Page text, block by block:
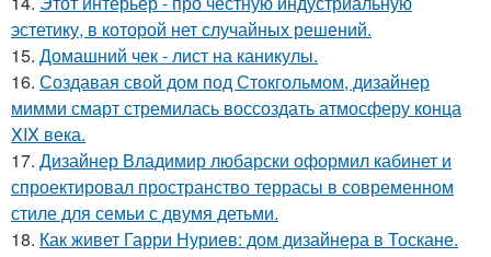
эстетику, в которой нет случайных решений.
15. Домашний чек - лист на каникулы.
16. Создавая свой дом под Стокгольмом, дизайнер
мимми смарт стремилась воссоздать атмосферу конца
XIX века.
17. Дизайнер Владимир любарски оформил кабинет и
спроектировал пространство террасы в современном
стиле для семьи с двумя детьми.
18. Как живет Гарри Нуриев: дом дизайнера в Тоскане.